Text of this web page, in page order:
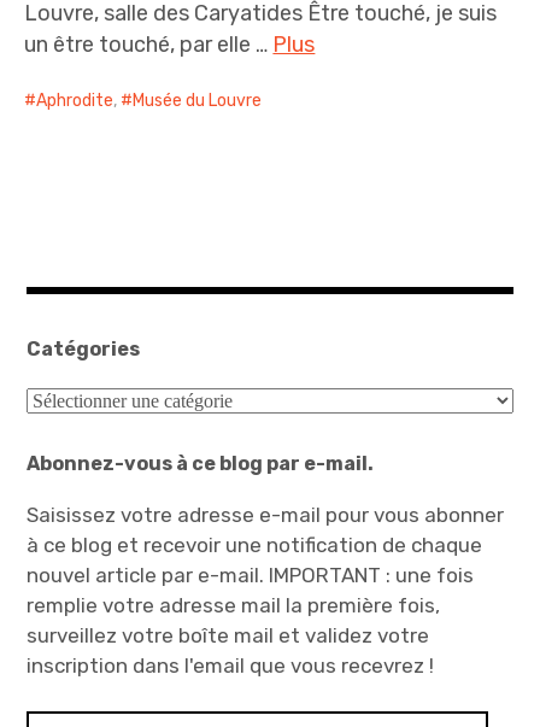
Louvre, salle des Caryatides Être touché, je suis
un être touché, par elle … Plus
Aphrodite, Musée du Louvre
Catégories
Catégories
Abonnez-vous à ce blog par e-mail.
Saisissez votre adresse e-mail pour vous abonner
à ce blog et recevoir une notification de chaque
nouvel article par e-mail. IMPORTANT : une fois
remplie votre adresse mail la première fois,
surveillez votre boîte mail et validez votre
inscription dans l'email que vous recevrez !